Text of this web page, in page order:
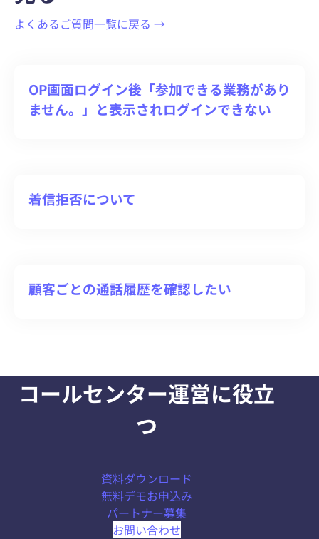
よくあるご質問一覧に戻る →
OP画面ログイン後「参加できる業務があり
ません。」と表示されログインできない
着信拒否について
顧客ごとの通話履歴を確認したい
コールセンター運営に役立
つ
資料ダウンロード
無料デモお申込み
パートナー募集
お問い合わせ